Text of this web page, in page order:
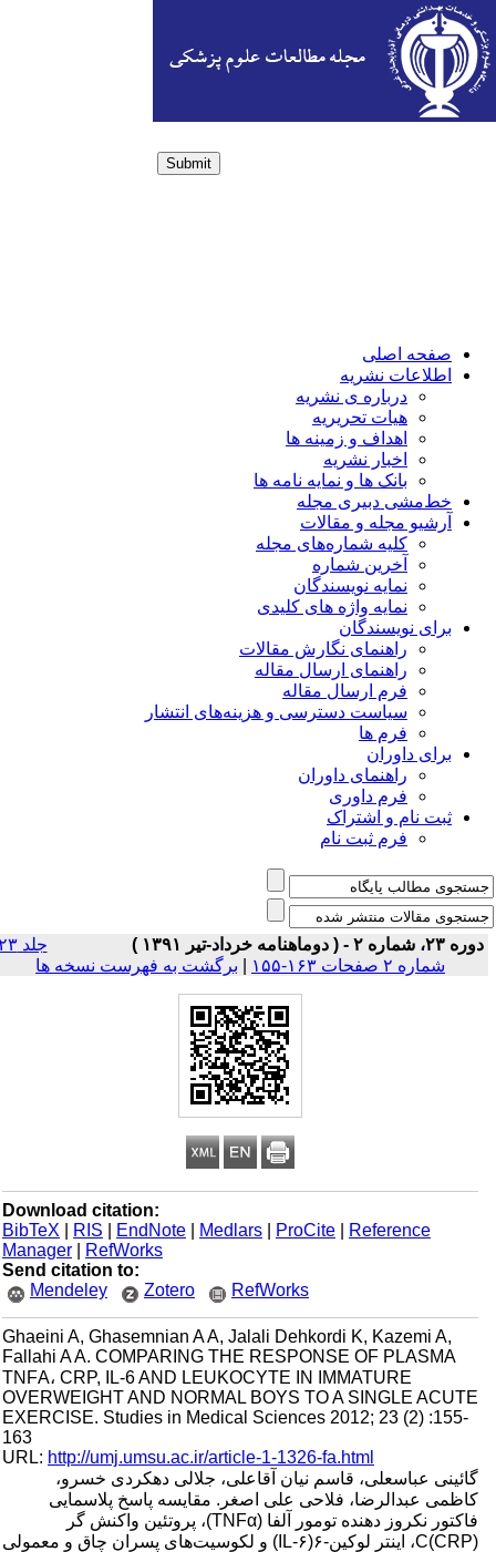
Submit
صفحه اصلی
اطلاعات نشریه
درباره ی نشریه
هیات تحریریه
اهداف و زمینه ها
اخبار نشریه
بانک ها و نمایه نامه ها
خط‌مشی دبیری مجله
آرشیو مجله و مقالات
کلیه شماره‌های مجله
آخرین شماره
نمایه نویسندگان
نمایه واژه های کلیدی
برای نویسندگان
راهنمای نگارش مقالات
راهنمای ارسال مقاله
فرم ارسال مقاله
سیاست دسترسی و هزینه‌های انتشار
فرم ها
برای داوران
راهنمای داوران
فرم داوری
ثبت نام و اشتراک
فرم ثبت نام
دوره ۲۳، شماره ۲ - ( دوماهنامه خرداد-تیر ۱۳۹۱ )
جلد ۲۳
شماره ۲ صفحات ۱۶۳-۱۵۵
| برگشت به فهرست نسخه ها
Download citation:
BibTeX
| RIS |EndNote |Medlars |ProCite |Reference
Manager
|RefWorks
Send citation to:
Mendeley
Zotero RefWorks
Ghaeini A, Ghasemnian A A, Jalali Dehkordi K, Kazemi A,
Fallahi A A. COMPARING THE RESPONSE OF PLASMA
TNFΑ، CRP, IL-6 AND LEUKOCYTE IN IMMATURE
OVERWEIGHT AND NORMAL BOYS TO A SINGLE ACUTE
EXERCISE. Studies in Medical Sciences 2012; 23 (2) :155-
163
URL:http://umj.umsu.ac.ir/article-1-1326-fa.html
گائینی عباسعلی، قاسم نیان آقاعلی، جلالی دهکردی خسرو،
کاظمی عبدالرضا، فلاحی علی اصغر. مقایسه پاسخ پلاسمایی
فاکتور نکروز دهنده تومور آلفا (TNFα)، پروتئین واکنش گر
C(CRP)، اینتر لوکین-۶(IL-۶) و لکوسیت‌های پسران چاق و معمولی